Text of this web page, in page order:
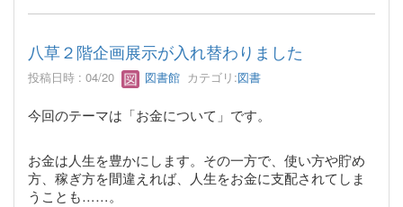
八草２階企画展示が入れ替わりました
投稿日時 : 04/20 図書館 カテゴリ:図書
今回のテーマは「お金について」です。
お金は人生を豊かにします。その一方で、使い方や貯め
方、稼ぎ方を間違えれば、人生をお金に支配されてしま
うことも……。